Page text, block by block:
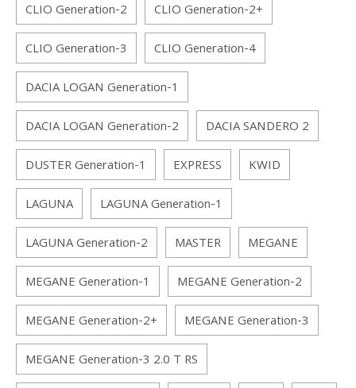
CLIO Generation-2
CLIO Generation-2+
CLIO Generation-3
CLIO Generation-4
DACIA LOGAN Generation-1
DACIA LOGAN Generation-2
DACIA SANDERO 2
DUSTER Generation-1
EXPRESS
KWID
LAGUNA
LAGUNA Generation-1
LAGUNA Generation-2
MASTER
MEGANE
MEGANE Generation-1
MEGANE Generation-2
MEGANE Generation-2+
MEGANE Generation-3
MEGANE Generation-3 2.0 T RS